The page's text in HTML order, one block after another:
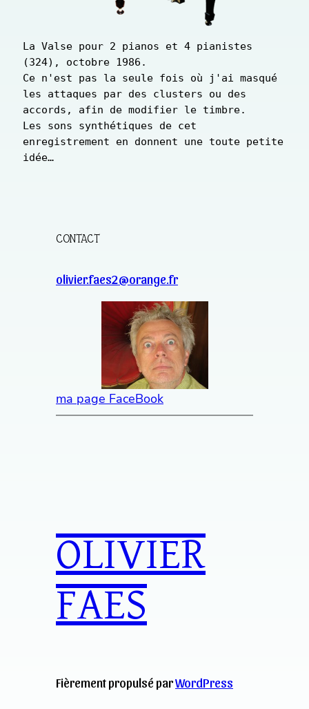
La Valse pour 2 pianos et 4 pianistes
(324), octobre 1986.
Ce n'est pas la seule fois où j'ai masqué
les attaques par des clusters ou des
accords, afin de modifier le timbre.
Les sons synthétiques de cet
enregistrement en donnent une toute petite
idée…
CONTACT
olivier.faes2@orange.fr
ma page FaceBook
OLIVIER
FAES
Fièrement propulsé parWordPress